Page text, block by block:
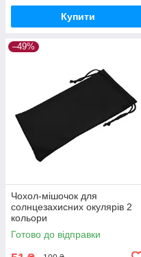
Купити
–49%
Чохол-мішочок для
солнцезахисних окулярів 2
кольори
Готово до відправки